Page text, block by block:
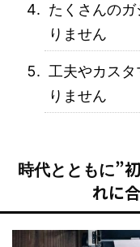
たくさんの
りません
工夫やカス
りません
時代とともに”
れに